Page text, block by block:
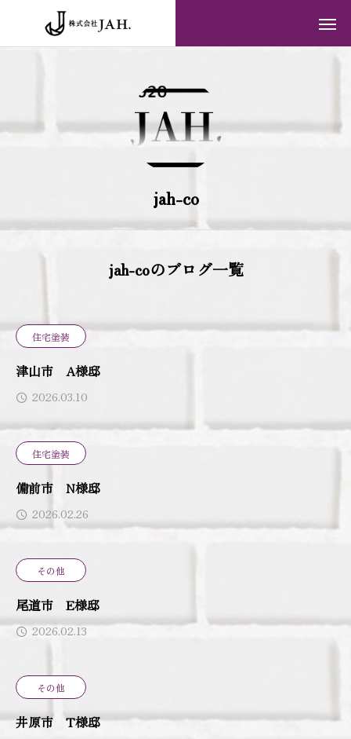
jah-co
jah-coのブログ一覧
住宅塗装
津山市 A様邸
2026.03.10
住宅塗装
備前市 N様邸
2026.02.26
その他
尾道市 E様邸
2026.02.13
その他
井原市 T様邸